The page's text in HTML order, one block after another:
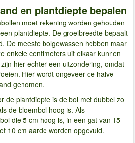
en plantdiepte bepalen
moet rekening worden gehouden
plantdiepte. De groeibreedte bepaalt
De meeste bolgewassen hebben maar
enkele centimeters uit elkaar kunnen
hier echter een uitzondering, omdat
Hier wordt ongeveer de halve
genomen.
de plantdiepte is de bol met dubbel zo
de bloembol hoog is. Als
die 5 cm hoog is, in een gat van 15
10 cm aarde worden opgevuld.